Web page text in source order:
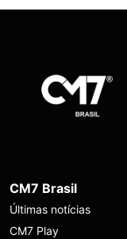
CM7 Brasil
Últimas notícias
CM7 Play